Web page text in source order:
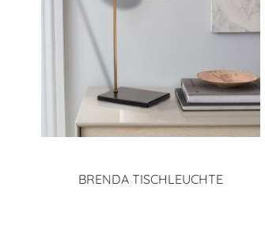
BRENDA TISCHLEUCHTE